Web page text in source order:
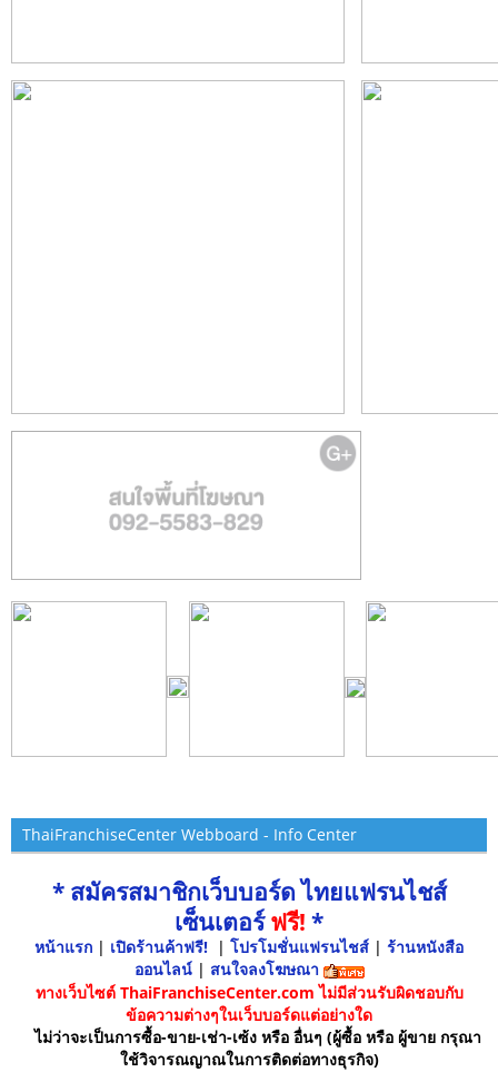
ThaiFranchiseCenter Webboard - Info Center
* สมัครสมาชิกเว็บบอร์ด ไทยแฟรนไชส์
เซ็นเตอร์ฟรี! *
หน้าแรก | เปิดร้านค้าฟรี! | โปรโมชั่นแฟรนไชส์ | ร้านหนังสือ
ออนไลน์ | สนใจลงโฆษณา
ทางเว็บไซต์ ThaiFranchiseCenter.com ไม่มีส่วนรับผิดชอบกับ
ข้อความต่างๆในเว็บบอร์ดแต่อย่างใด
ไม่ว่าจะเป็นการซื้อ-ขาย-เช่า-เซ้ง หรือ อื่นๆ (ผู้ซื้อ หรือ ผู้ขาย กรุณา
ใช้วิจารณญาณในการติดต่อทางธุรกิจ)